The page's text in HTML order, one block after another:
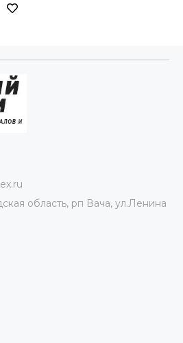
область, рп Вача, ул.Ленина